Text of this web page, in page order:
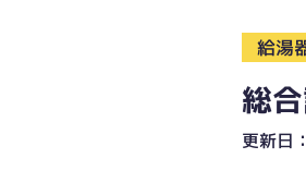
給湯
総
更新日